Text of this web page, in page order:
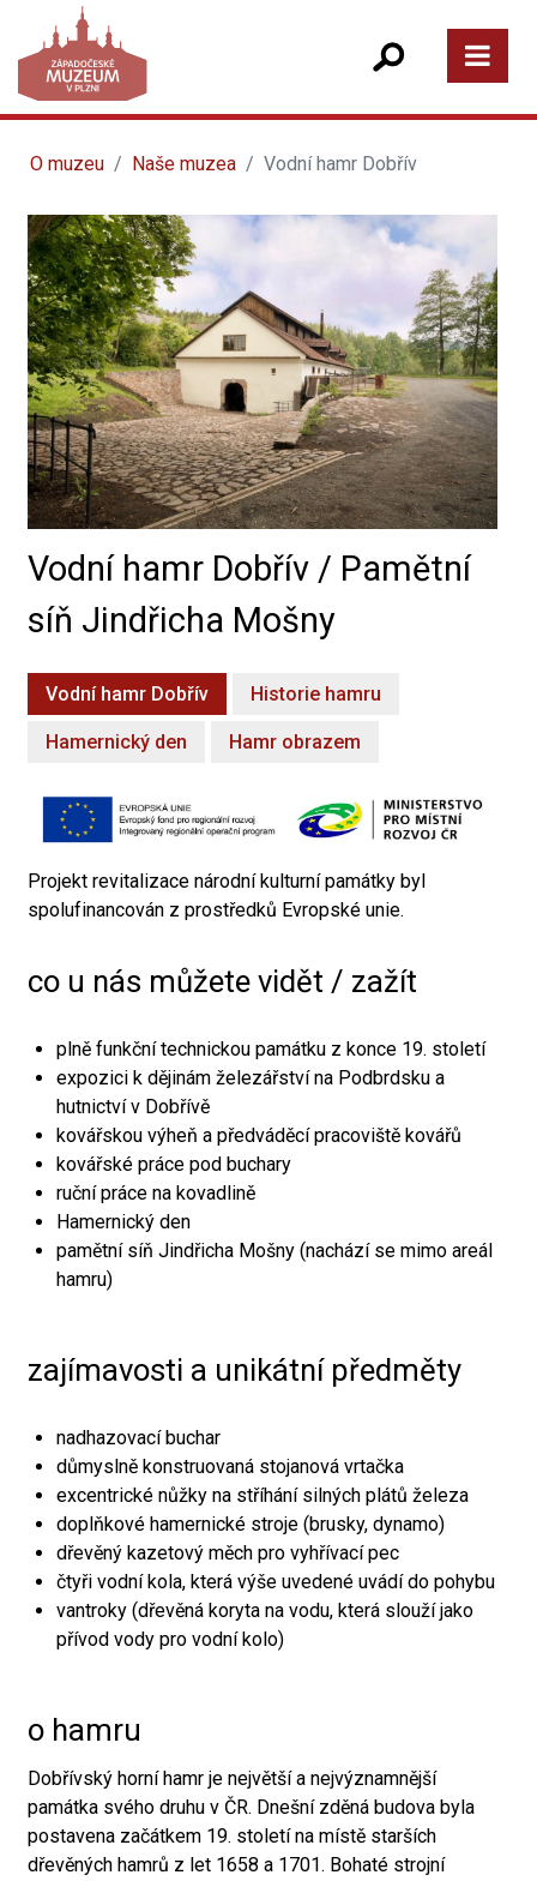
O muzeu Naše muzea Vodní hamr Dobřív
Vodní hamr Dobřív / Pamětní
síň Jindřicha Mošny
Vodní hamr Dobřív Historie hamru
Hamernický den Hamr obrazem
Projekt revitalizace národní kulturní památky byl
spolufinancován z prostředků Evropské unie.
co u nás můžete vidět / zažít
plně funkční technickou památku z konce 19. století
expozici k dějinám železářství na Podbrdsku a
hutnictví v Dobřívě
kovářskou výheň a předváděcí pracoviště kovářů
kovářské práce pod buchary
ruční práce na kovadlině
Hamernický den
pamětní síň Jindřicha Mošny (nachází se mimo areál
hamru)
zajímavosti a unikátní předměty
nadhazovací buchar
důmyslně konstruovaná stojanová vrtačka
excentrické nůžky na stříhání silných plátů železa
doplňkové hamernické stroje (brusky, dynamo)
dřevěný kazetový měch pro vyhřívací pec
čtyři vodní kola, která výše uvedené uvádí do pohybu
vantroky (dřevěná koryta na vodu, která slouží jako
přívod vody pro vodní kolo)
o hamru
Dobřívský horní hamr je největší a nejvýznamnější
památka svého druhu v ČR. Dnešní zděná budova byla
postavena začátkem 19. století na místě starších
dřevěných hamrů z let 1658 a 1701. Bohaté strojní